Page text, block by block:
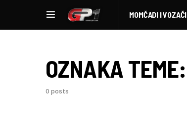
MOMČADI I VOZAČI
OZNAKA TEME:
0 posts